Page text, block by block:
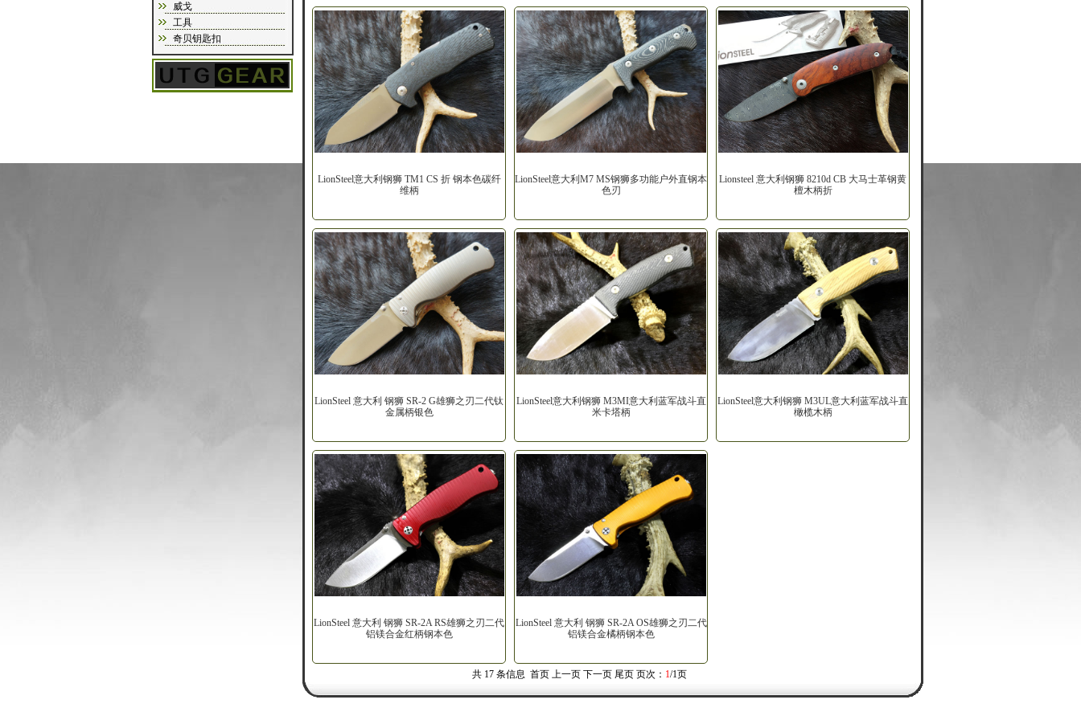
威戈
工具
奇贝钥匙扣
LionSteel意大利钢狮 TM1 CS 折 钢本色碳纤
维柄
LionSteel意大利M7 MS钢狮多功能户外直钢本
色刃
Lionsteel 意大利钢狮 8210d CB 大马士革钢黄
檀木柄折
LionSteel 意大利 钢狮 SR-2 G雄狮之刃二代钛
金属柄银色
LionSteel意大利钢狮 M3MI意大利蓝军战斗直
米卡塔柄
LionSteel意大利钢狮 M3UL意大利蓝军战斗直
橄榄木柄
LionSteel 意大利 钢狮 SR-2A RS雄狮之刃二代
铝镁合金红柄钢本色
LionSteel 意大利 钢狮 SR-2A OS雄狮之刃二代
铝镁合金橘柄钢本色
共 17 条信息 首页 上一页 下一页 尾页 页次： 1/1页